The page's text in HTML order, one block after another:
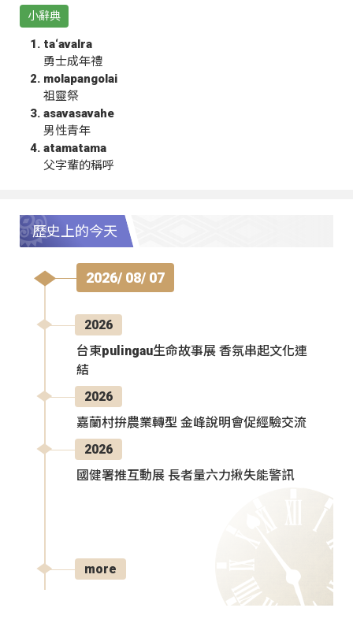
小辭典
ta‘avalra
勇士成年禮
molapangolai
祖靈祭
asavasavahe
男性青年
atamatama
父字輩的稱呼
歷史上的今天
2026/ 08/ 07
2026
台東pulingau生命故事展 香氛串起文化連
結
2026
嘉蘭村拚農業轉型 金峰說明會促經驗交流
2026
國健署推互動展 長者量六力揪失能警訊
more